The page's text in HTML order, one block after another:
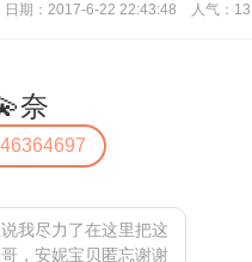
期：2017-6-22 22:43:48 人气：
奈
我尽力了在这里把这
，安妮宝贝匿忘谢谢